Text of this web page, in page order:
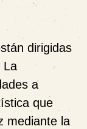
dirigidas
La
a
que
mediante la